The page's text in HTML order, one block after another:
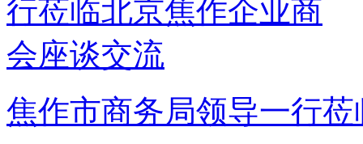
焦作市商务局领导一行